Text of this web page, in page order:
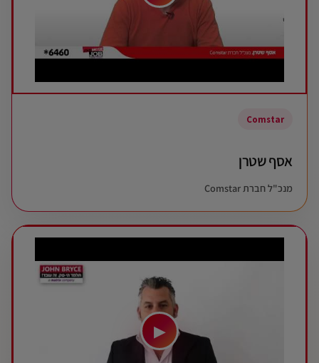
Comstar
אסף שטרן
מנכ"ל חברת Comstar
▶